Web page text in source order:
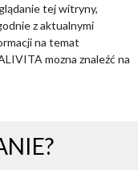
tej witryny,
z aktualnymi
na temat
mozna znaleźć na